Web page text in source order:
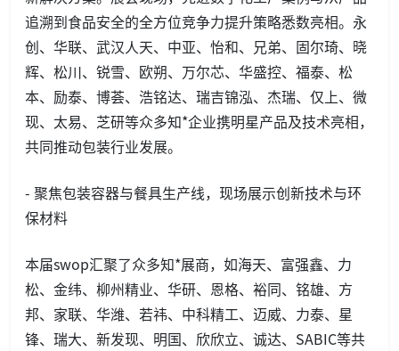
追溯到食品安全的全方位竞争力提升策略悉数亮相。永
创、华联、武汉人天、中亚、怡和、兄弟、固尔琦、晓
辉、松川、锐雪、欧朔、万尔芯、华盛控、福泰、松
本、励泰、博荟、浩铭达、瑞吉锦泓、杰瑞、仅上、微
现、太易、芝研等众多知*企业携明星产品及技术亮相，
共同推动包装行业发展。
- 聚焦包装容器与餐具生产线，现场展示创新技术与环
保材料
本届swop汇聚了众多知*展商，如海天、富强鑫、力
松、金纬、柳州精业、华研、恩格、裕同、铭雄、方
邦、家联、华潍、若祎、中科精工、迈威、力泰、星
锋、瑞大、新发现、明国、欣欣立、诚达、SABIC等共